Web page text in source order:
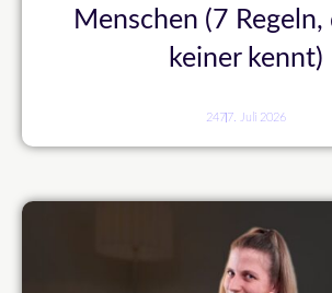
Menschen (7
keiner kennt)
247 7. Juli 2026